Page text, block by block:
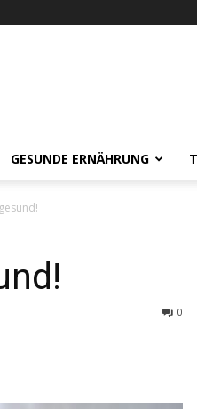
GESUNDE ERNÄHRUNG
0